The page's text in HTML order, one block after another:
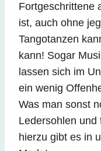
Fortgeschrittene
ist, auch ohne
Tangotanzen
kann! Sogar
lassen sich im
ein wenig
Was man sonst
Ledersohlen und
hierzu gibt es in